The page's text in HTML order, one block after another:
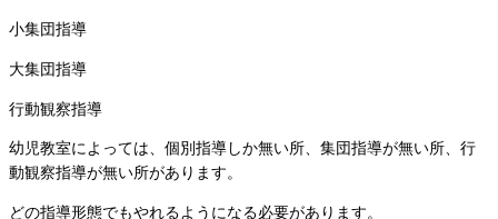
小集団指導
大集団指導
行動観察指導
幼児教室によっては、個別指導しか無い所、集団指導が無い所、行
動観察指導が無い所があります。
どの指導形態でもやれるようになる必要があります。